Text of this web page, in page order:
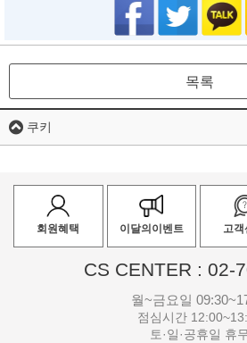
목록
쿠키
회원혜택 이달의이벤트 고객
CS CENTER : 02-
월~금요일
점심시간
토·일·공휴일 휴